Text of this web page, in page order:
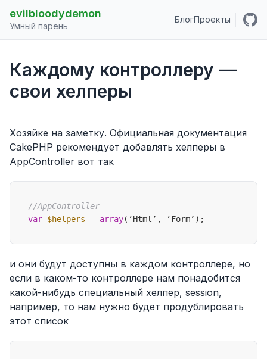
evilbloodydemon
Умный парень
БлогПроекты
Каждому контроллеру —
свои хелперы
Хозяйке на заметку. Официальная документация
CakePHP рекомендует добавлять хелперы в
AppController вот так
//AppController
var $helpers = array
и они будут доступны в каждом контроллере, но
если в каком-то контроллере нам понадобится
какой-нибудь специальный хелпер, session,
например, то нам нужно будет продублировать
этот список